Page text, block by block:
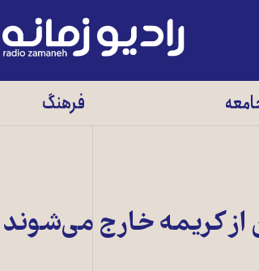
رادیو
زمانه
فرهنگ
از کریمه خارج می‌شوند